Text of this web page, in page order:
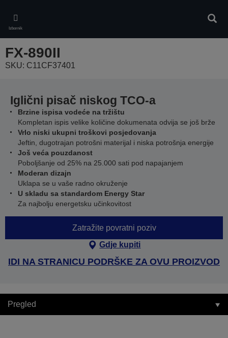
main
content
Izbornik
FX-890II
SKU: C11CF37401
Iglični pisač niskog TCO-a
Brzine ispisa vodeće na tržištu
Kompletan ispis velike količine dokumenata odvija se još brže
Vrlo niski ukupni troškovi posjedovanja
Jeftin, dugotrajan potrošni materijal i niska potrošnja energije
Još veća pouzdanost
Poboljšanje od 25% na 25.000 sati pod napajanjem
Moderan dizajn
Uklapa se u vaše radno okruženje
U skladu sa standardom Energy Star
Za najbolju energetsku učinkovitost
Zatražite povratni poziv
Gdje kupiti
IDI NA STRANICU PODRŠKE ZA OVU PROIZVOD
Pregled